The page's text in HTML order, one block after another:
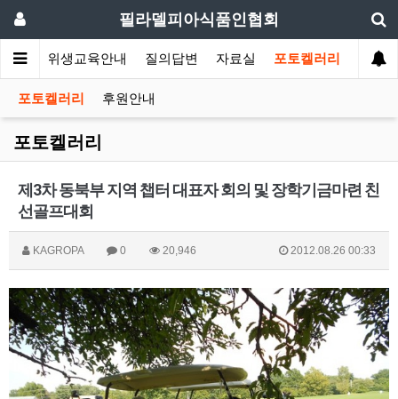
필라델피아식품인협회
식 위생교육안내 질의답변 자료실 포토켈러리
포토켈러리 후원안내
포토켈러리
제3차 동북부 지역 챕터 대표자 회의 및 장학기금마련 친
선골프대회
KAGROPA 0 20,946 2012.08.26 00:33